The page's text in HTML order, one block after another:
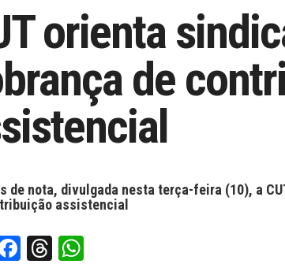
orienta
de
de nota, divulgada nesta terça-feira (10), a
assistencial
Facebook
Threads